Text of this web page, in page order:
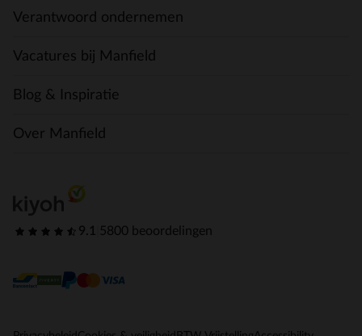
Verantwoord ondernemen
Vacatures bij Manfield
Blog & Inspiratie
Over Manfield
9.1 5800 beoordelingen